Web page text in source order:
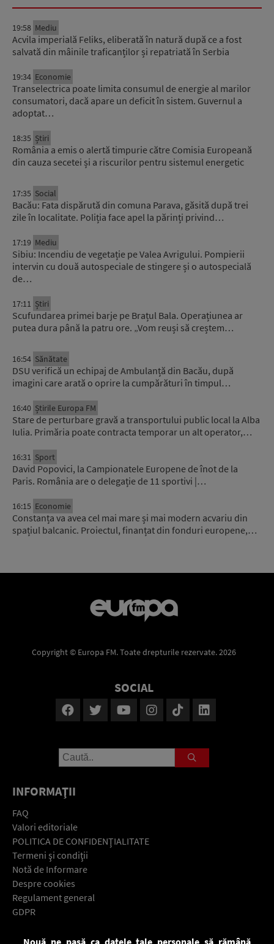
19:58 Mediu
Acvila imperială Feliks, eliberată în natură după ce a fost
salvată din mâinile traficanților și repatriată în Serbia
19:34 Economie
Transelectrica poate limita consumul de energie al marilor
consumatori, dacă apare un deficit în sistem. Guvernul a
adoptat…
18:35 Știri
România a emis o alertă timpurie către Comisia Europeană
din cauza secetei și a riscurilor pentru sistemul energetic
17:35 Social
Bacău: Fata dispărută din comuna Parava, găsită după trei
zile în localitate. Poliția face apel la părinți privind…
17:19 Mediu
Sibiu: Incendiu de vegetație pe Valea Avrigului. Pompierii
intervin cu două autospeciale de stingere și o autospecială
de…
17:11 Știri
Scufundarea primei barje pe Brațul Bala. Operațiunea ar
putea dura până la patru ore. „Vom reuși să creștem…
16:54 Sănătate
DSU verifică un echipaj de Ambulanță din Bacău, după
imagini care arată o oprire la cumpărături în timpul…
16:40 Știrile Europa FM
Stare de perturbare gravă a transportului public local la Alba
Iulia. Primăria poate contracta temporar un alt operator,…
16:31 Sport
David Popovici, la Campionatele Europene de înot de la
Paris. România are o delegație de 11 sportivi |…
16:15 Economie
Constanța va avea cel mai mare și mai modern acvariu din
spațiul balcanic. Proiectul, finanțat din fonduri europene,…
Copyright © Europa FM. Toate drepturile rezervate. 2026
SOCIAL
INFORMAŢII
FAQ
Valori editoriale
POLITICA DE CONFIDENŢIALITATE
Termeni şi condiţii
Notă de Informare
Despre cookies
Regulament general
GDPR
Nouă ne pasă ca datele tale personale să rămână